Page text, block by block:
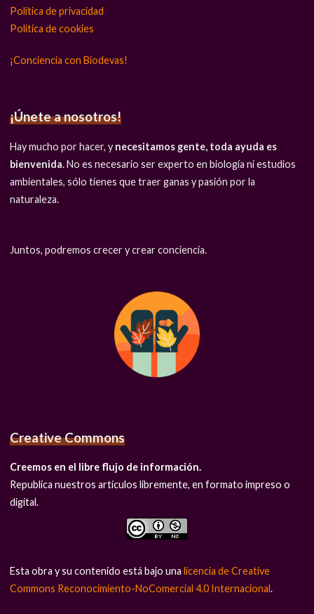
Política de privacidad
Política de cookies
¡Conciencia con Biodevas!
¡Únete a nosotros!
Hay mucho por hacer, y necesitamos gente, toda ayuda es
bienvenida. No es necesario ser experto en biología ni estudios
ambientales, sólo tienes que traer ganas y pasión por la
naturaleza.
Juntos, podremos crecer y crear conciencia.
Creative Commons
Creemos en el libre flujo de información.
Republica nuestros artículos libremente, en formato impreso o
digital.
Esta obra y su contenido está bajo unalicencia de Creative
Commons Reconocimiento-NoComercial 4.0 Internacional.